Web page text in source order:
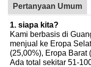
Pertanyaan Umum
1. siapa kita?
Kami berbasis di
menjual ke Eropa
(25,00%), Eropa Barat
Ada total sekitar 51-